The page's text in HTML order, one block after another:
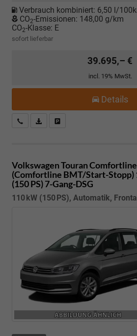
Verbrauch kombiniert: 6,50 l/
CO2-Emissionen: 148,00 g/km
CO2-Klasse: E
sofort lieferbar
39.695,– €
incl. 19% MwSt.
Details
Kostenloser Rückruf-Service
PDF-Datei, Fahrzeugexposé drucken
Volkswagen Touran
(Comfortline BMT/Start-Stopp)
(150 PS) 7-Gang-DSG
110 kW (150 PS), Automatik,